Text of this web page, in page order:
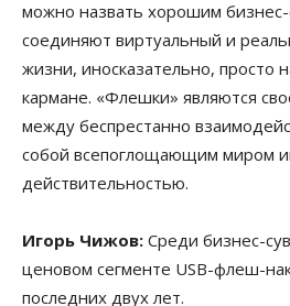
можно назвать хорошим
соединяют виртуальный и
жизни, иносказательно, просто
кармане. «Флешки» являются
между беспрестанно
собой всепоглощающим миром
действительностью.
Игорь Чижов: Среди бизнес-
ценовом сегменте USB-флеш-
последних двух лет.